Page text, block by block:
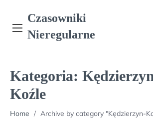
content
Czasowniki
Nieregularne
Kategoria:
Koźle
Home / Archive by category "Kędzierzyn-